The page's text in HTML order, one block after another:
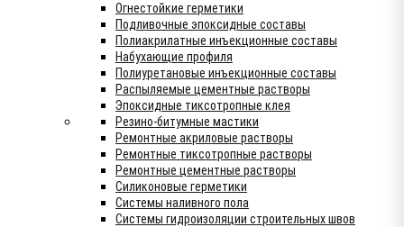
Огнестойкие герметики
Подливочные эпоксидные составы
Полиакрилатные инъекционные составы
Набухающие профиля
Полиуретановые инъекционные составы
Распыляемые цементные растворы
Эпоксидные тиксотропные клея
Резино-битумные мастики
Ремонтные акриловые растворы
Ремонтные тиксотропные растворы
Ремонтные цементные растворы
Силиконовые герметики
Системы наливного пола
Системы гидроизоляции строительных швов